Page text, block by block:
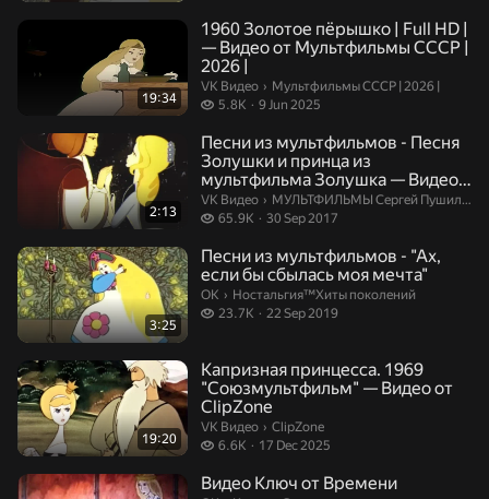
19:34
1960 Золотое пёрышко | Full HD |
— Видео от Мультфильмы СССР |
2026 |
VK Видео › Мультфильмы СССР | 2026 |.
Мультфильмы СССР | 2026 |
5.8K
5.8 thousand views
9 Jun 2025
2:13
Песни из мультфильмов - Песня
Золушки и принца из
мультфильма Золушка — Видео
от МУЛЬ...
VK Видео › МУЛЬТФИЛЬМЫ Сергей Пушилин.
МУЛЬТФИЛЬМЫ Сергей Пушилин
65.9K
65.9 thousand views
30 Sep 2017
3:25
Песни из мультфильмов - "Ах,
если бы сбылась моя мечта"
ОК › Ностальгия™Хиты поколений.
Ностальгия™Хиты поколений
23.7K
23.7 thousand views
22 Sep 2019
19:20
Капризная принцесса. 1969
"Союзмультфильм" — Видео от
ClipZone
VK Видео › ClipZone.
ClipZone
6.6K
6.6 thousand views
17 Dec 2025
Видео Ключ от Времени